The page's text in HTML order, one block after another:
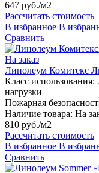
647 руб./м2
Рассчитать стоимость
В избранное В
Сравнить
На заказ
Линолеум Комитекс
Класс использования:
нагрузки
Пожарная
Наличие товара: На
810 руб./м2
Рассчитать стоимость
В избранное В
Сравнить